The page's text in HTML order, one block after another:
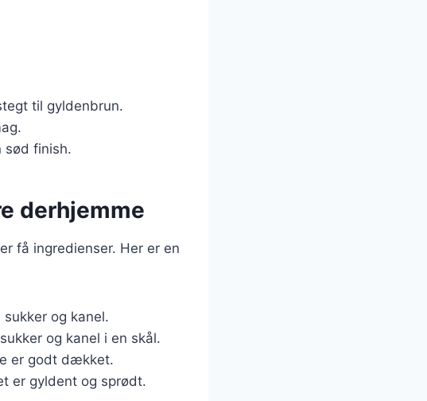
til gyldenbrun.
sød finish.
derhjemme
få ingredienser. Her er en
og kanel.
og kanel i en skål.
er godt dækket.
er gyldent og sprødt.